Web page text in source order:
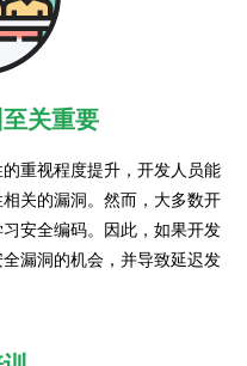
关重要
重视程度提升，开发人员能
关的漏洞。然而，大多数开
安全编码。因此，如果开发
全漏洞的机会，并导致延迟发